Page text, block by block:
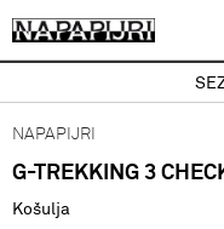
NAPAPIJRI
G-TREKKING 3
Košulja